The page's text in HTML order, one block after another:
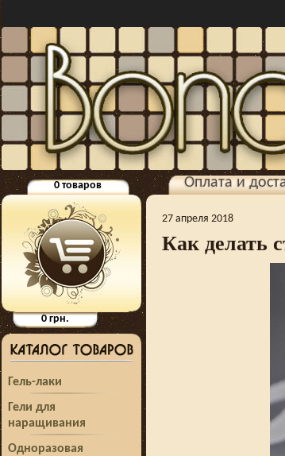
0товаров
0грн.
Гель-лаки
Гели для
наращивания
Одноразовая
Оплата и
27 апреля 2018
Как делать